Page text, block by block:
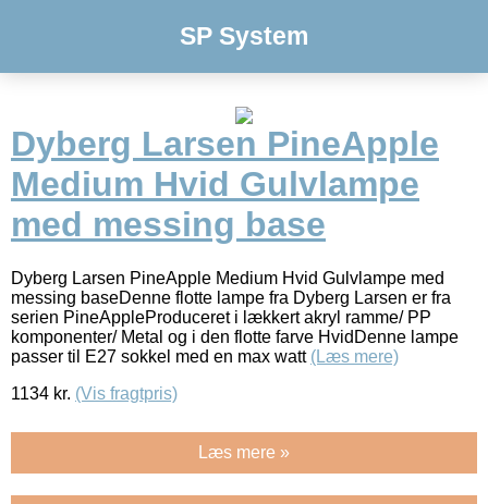
SP System
Dyberg Larsen PineApple
Medium Hvid Gulvlampe
med messing base
Dyberg Larsen PineApple Medium Hvid Gulvlampe med
messing baseDenne flotte lampe fra Dyberg Larsen er fra
serien PineAppleProduceret i lækkert akryl ramme/ PP
komponenter/ Metal og i den flotte farve HvidDenne lampe
passer til E27 sokkel med en max watt (Læs mere)
1134 kr. (Vis fragtpris)
Læs mere »